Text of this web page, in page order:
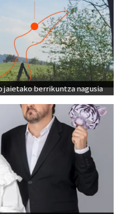
jaietako berrikuntza nagusia